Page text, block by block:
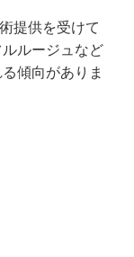
提供を受けて
ルージュなど
傾向がありま